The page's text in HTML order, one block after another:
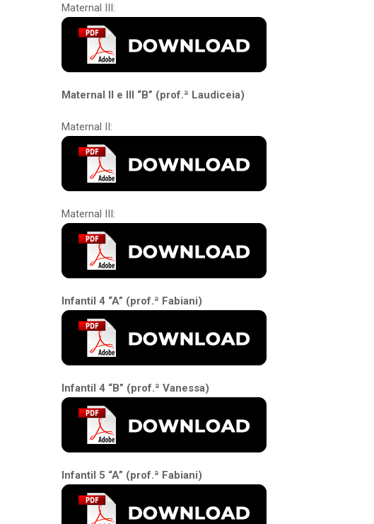
Maternal III:
Maternal II e III “B” (prof.ª Laudiceia)
Maternal II:
Maternal III:
Infantil 4 “A” (prof.ª Fabiani)
Infantil 4 “B” (prof.ª Vanessa)
Infantil 5 “A” (prof.ª Fabiani)